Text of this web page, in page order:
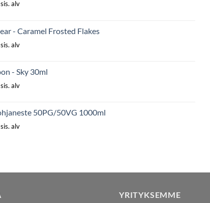
sis. alv
- Caramel Frosted Flakes
sis. alv
- Sky 30ml
sis. alv
50PG/50VG 1000ml
sis. alv
YRITYKSEMME